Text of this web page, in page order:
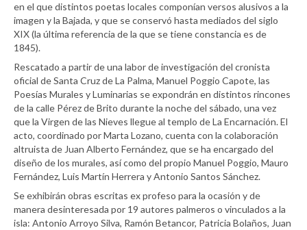
en el que distintos poetas locales componían versos alusivos a la
imagen y la Bajada, y que se conservó hasta mediados del siglo
XIX (la última referencia de la que se tiene constancia es de
1845).
Rescatado a partir de una labor de investigación del cronista
oficial de Santa Cruz de La Palma, Manuel Poggio Capote, las
Poesías Murales y Luminarias se expondrán en distintos rincones
de la calle Pérez de Brito durante la noche del sábado, una vez
que la Virgen de las Nieves llegue al templo de La Encarnación. El
acto, coordinado por Marta Lozano, cuenta con la colaboración
altruista de Juan Alberto Fernández, que se ha encargado del
diseño de los murales, así como del propio Manuel Poggio, Mauro
Fernández, Luis Martín Herrera y Antonio Santos Sánchez.
Se exhibirán obras escritas ex profeso para la ocasión y de
manera desinteresada por 19 autores palmeros o vinculados a la
isla: Antonio Arroyo Silva, Ramón Betancor, Patricia Bolaños, Juan